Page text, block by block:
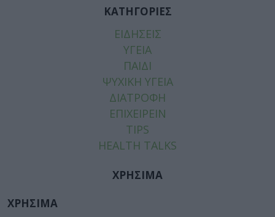
ΚΑΤΗΓΟΡΙΕΣ
ΕΙΔΗΣΕΙΣ
ΥΓΕΙΑ
ΠΑΙΔΙ
ΨΥΧΙΚΗ ΥΓΕΙΑ
ΔΙΑΤΡΟΦΗ
ΕΠΙΧΕΙΡΕΙΝ
TIPS
HEALTH TALKS
ΧΡΗΣΙΜΑ
ΧΡΗΣΙΜΑ